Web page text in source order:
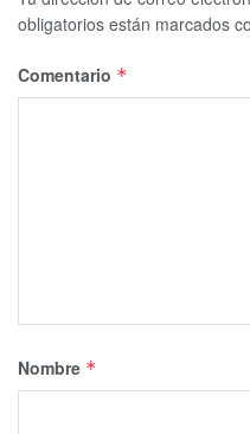
obligatorios están marcados
Comentario *
Nombre *